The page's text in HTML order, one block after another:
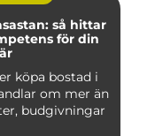
så hittar
för din
köpa bostad i
om mer än
budgivningar